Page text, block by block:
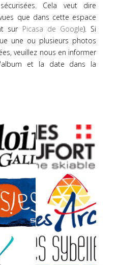
Cela veut dire
que dans cette espace
sur Picasa de Google). Si
une ou plusieurs photos
veuillez nous en informer
et la date dans la